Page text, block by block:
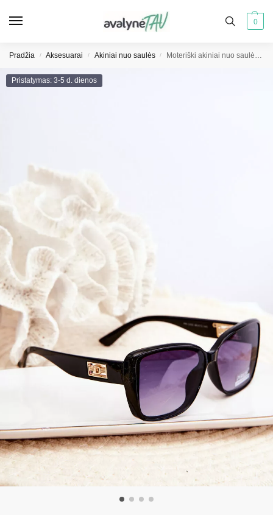
0
Pradžia / Aksesuarai / Akiniai nuo saulės / Moteriški akiniai nuo saulės UV400 juodi
Pristatymas: 3-5 d. dienos